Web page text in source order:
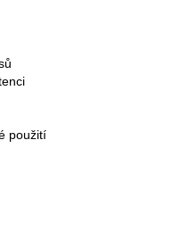
použití